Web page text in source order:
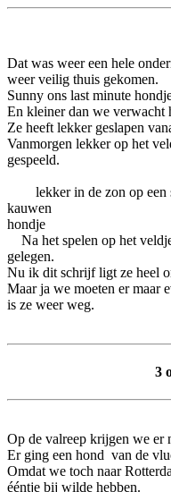
Dat was weer een hele
weer veilig thuis gekomen.
Sunny ons last minute
En kleiner dan we verwacht
Ze heeft lekker geslapen
Vanmorgen lekker op het
gespeeld.
lekker in de zon op een
kauwen wat
hondje
Na het spelen op het
gelegen.
Nu ik dit schrijf ligt ze heel
Maar ja we moeten er maar
is ze weer weg.
3
Op de valreep krijgen we er
Er ging een hond van de
Omdat we toch naar
ééntje bij wilde hebben.